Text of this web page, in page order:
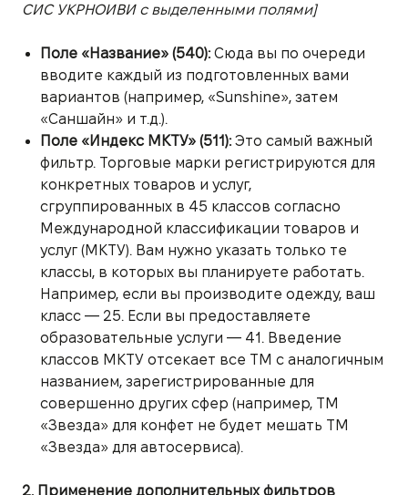
СИС УКРНОИВИ с выделенными полями]
Поле «Название» (540):Сюда вы по очереди
вводите каждый из подготовленных вами
вариантов (например, «Sunshine», затем
«Саншайн» и т.д.).
Поле «Индекс МКТУ» (511):Это самый важный
фильтр. Торговые марки регистрируются для
конкретных товаров и услуг,
сгруппированных в 45 классов согласно
Международной классификации товаров и
услуг (МКТУ). Вам нужно указать только те
классы, в которых вы планируете работать.
Например, если вы производите одежду, ваш
класс — 25. Если вы предоставляете
образовательные услуги — 41. Введение
классов МКТУ отсекает все ТМ с аналогичным
названием, зарегистрированные для
совершенно других сфер (например, ТМ
«Звезда» для конфет не будет мешать ТМ
«Звезда» для автосервиса).
2. Применение дополнительных фильтров